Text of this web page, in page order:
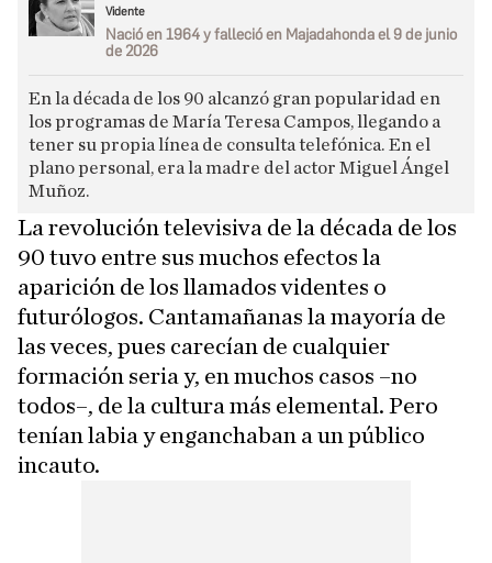
Nació en 1964 y falleció en Majadahonda el 9 de junio
de 2026
Vidente
En la década de los 90 alcanzó gran popularidad en
los programas de María Teresa Campos, llegando a
tener su propia línea de consulta telefónica. En el
plano personal, era la madre del actor Miguel Ángel
Muñoz.
La revolución televisiva de la década de los
90 tuvo entre sus muchos efectos la
aparición de los llamados videntes o
futurólogos. Cantamañanas la mayoría de
las veces, pues carecían de cualquier
formación seria y, en muchos casos –no
todos–, de la cultura más elemental. Pero
tenían labia y enganchaban a un público
incauto.